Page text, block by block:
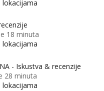
lokacijama
18 minuta
lokacijama
- Iskustva & recenzije
28 minuta
lokacijama